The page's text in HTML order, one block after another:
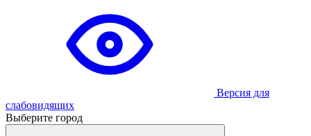
Версия для
слабовидящих
Выберите город